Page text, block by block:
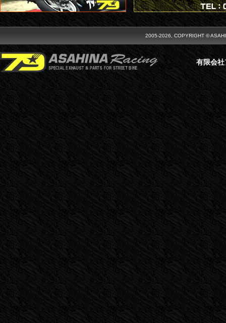
2005-2026, COPYRIGHT ©
有限会